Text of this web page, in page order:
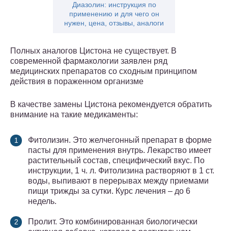
Диазолин: инструкция по
применению и для чего он
нужен, цена, отзывы, аналоги
Полных аналогов Цистона не существует. В
современной фармакологии заявлен ряд
медицинских препаратов со сходным принципом
действия в пораженном организме
В качестве замены Цистона рекомендуется обратить
внимание на такие медикаменты:
Фитолизин. Это желчегонный препарат в форме
пасты для применения внутрь. Лекарство имеет
растительный состав, специфический вкус. По
инструкции, 1 ч. л. Фитолизина растворяют в 1 ст.
воды, выпивают в перерывах между приемами
пищи трижды за сутки. Курс лечения – до 6
недель.
Пролит. Это комбинированная биологически